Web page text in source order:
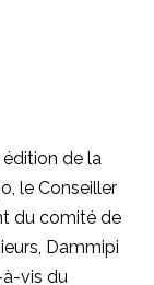
de la
le Conseiller
du comité de
Dammipi
vis du